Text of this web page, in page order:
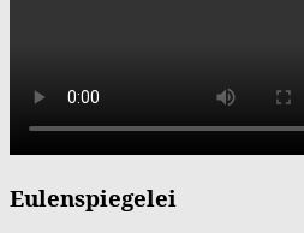
Eulenspiegelei